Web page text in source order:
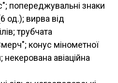
попереджувальні знаки
од.); вирва від
трубчата
конус мінометної
некерована авіаційна